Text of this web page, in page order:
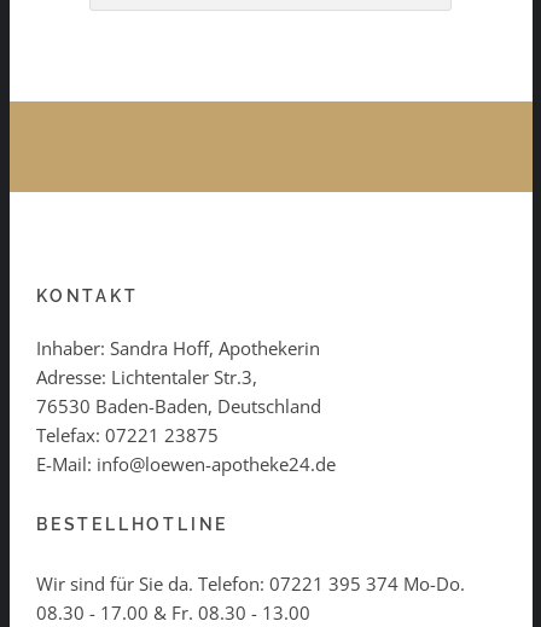
KONTAKT
Inhaber: Sandra Hoff, Apothekerin
Adresse: Lichtentaler Str.3,
76530 Baden-Baden, Deutschland
Telefax: 07221 23875
E-Mail: info@loewen-apotheke24.de
BESTELLHOTLINE
Wir sind für Sie da. Telefon: 07221 395 374 Mo-Do.
08.30 - 17.00 & Fr. 08.30 - 13.00